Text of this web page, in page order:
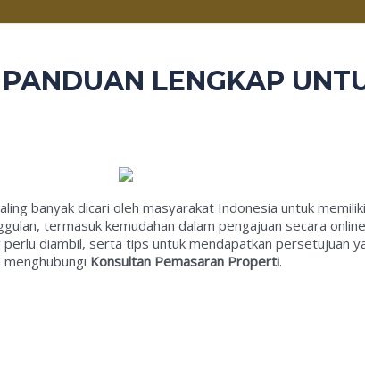
LENGKAP
banyak dicari oleh masyarakat Indonesia untuk
termasuk kemudahan dalam pengajuan secara
diambil, serta tips untuk mendapatkan persetujuan
Konsultan Pemasaran Properti.